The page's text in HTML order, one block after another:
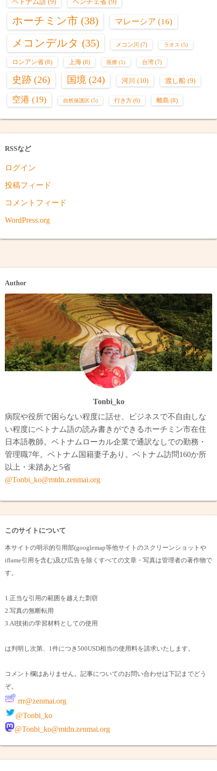
ベトナム語 (9) ベンチェ省 (9)
ホーチミン市 (38) マレーシア (16)
メコンデルタ (35) メコン川 (7) ラオス (5)
ロンアン省 (8) 上海 (8) 医療 (5) 台湾 (7)
史跡 (26) 国境 (24) 河川 (10) 渡し船 (9)
空港 (19) 自然保護区 (5) 行き方 (6) 離島 (8)
RSSなど
ログイン
投稿フィード
コメントフィード
WordPress.org
Author
Tonbi_ko
病院や役所で困らない程度に話せ、ビジネスで不自由しな
い程度にベトナム語の読み書きができるホーチミン市在住
日本語教師。ベトナムローカル企業で通訳なしでの勤務・
管理職7年。ベトナム国籍妻子あり。ベトナム訪問160か所
以上・未踏あと5省
@Tonbi_ko@mtdn.zenmai.org
このサイトについて
本サイトの明示的引用部(googlemap等他サイトのスクリーンショットや
iflame引用を含む)及び広告を除くすべての文章・写真は管理者の著作物で
す。
1.正当な引用の範囲を越えた剽窃
2.写真の無断転用
3.AI技術の学習材料としての使用
は判明し次第、1件につき500USD相当の使用料を請求いたします。
コメント欄はありません。記事についてのお問い合わせは下記までどう
ぞ。
rrr@zenmai.org
@Tonbi_ko
@Tonbi_ko@mtdn.zenmai.org